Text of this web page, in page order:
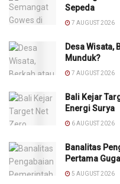
Sepeda
7 AUGUST 2026
Desa Wisata,
Munduk?
7 AUGUST 2026
Bali Kejar
Energi Surya
6 AUGUST 2026
Banalitas
Pertama
5 AUGUST 2026